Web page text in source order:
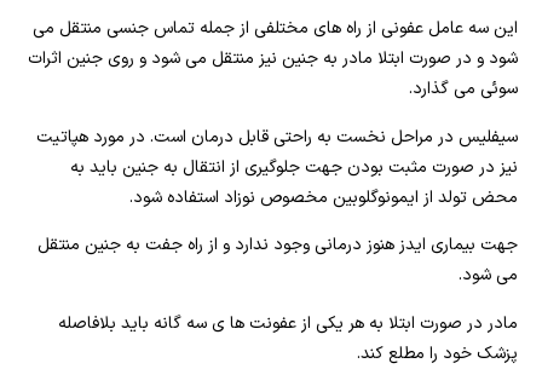
این سه عامل عفونی از راه های مختلفی از جمله تماس جنسی منتقل می
شود و در صورت ابتلا مادر به جنین نیز منتقل می شود و روی جنین اثرات
سوئی می گذارد.
سیفلیس در مراحل نخست به راحتی قابل درمان است. در مورد هپاتیت
نیز در صورت مثبت بودن جهت جلوگیری از انتقال به جنین باید به
محض تولد از ایمونوگلوبین مخصوص نوزاد استفاده شود.
جهت بیماری ایدز هنوز درمانی وجود ندارد و از راه جفت به جنین منتقل
می شود.
مادر در صورت ابتلا به هر یکی از عفونت ها ی سه گانه باید بلافاصله
پزشک خود را مطلع کند.